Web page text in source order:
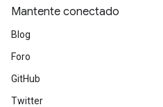
Mantente conectado
Blog
Foro
GitHub
Twitter